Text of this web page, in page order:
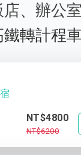
店、 辦公室
鐵轉計程
NT$4800
NT$6200